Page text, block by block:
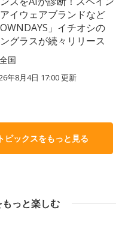
イウェアブランドなど
OWNDAYS」イチオシの
グラスが続々リリース
全国
年8月4日 17:00更新
ピックスをもっと見る
っと楽しむ